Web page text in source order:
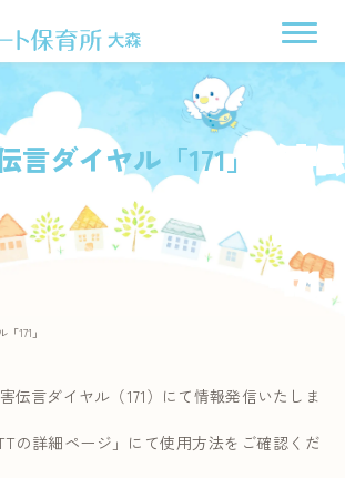
言ダイヤル「171」
171」
伝言ダイヤル（171）にて情報発信いたしま
の詳細ページ」にて使用方法をご確認くだ